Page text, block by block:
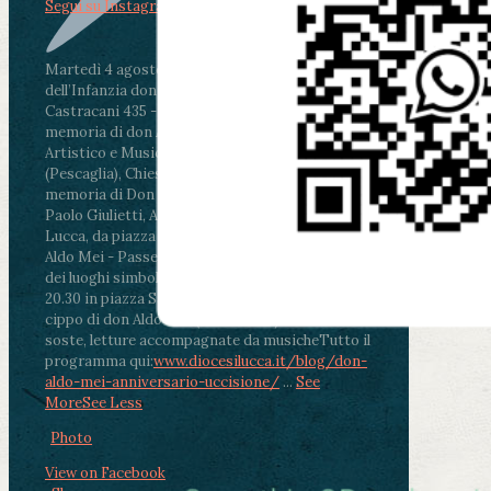
Martedì 4 agosto2026
ore 11:30 - Lucca, Scuola
dell’Infanzia don Aldo Mei - Viale Castruccio
Castracani 435 - Inaugurazione murales in
memoria di don Aldo Mei curato dal Liceo
Artistico e Musicale “Passaglia”
ore 18 - Fiano
(Pescaglia), Chiesa parrocchiale - Messa in
memoria di Don Aldo Mei celebrata da mons.
Paolo Giulietti, Arcivescovo di Lucca
ore 20.30 -
Lucca, da piazza San Michele al Cippo di don
Aldo Mei - Passeggiata della Memoria in alcuni
dei luoghi simbolo della città. Ritrovo alle ore
20.30 in piazza San Michele con conclusione al
cippo di don Aldo Mei (Porta Elisa). Durante le
soste, letture accompagnate da musicheTutto il
programma qui:www.diocesilucca.it/blog/don-
aldo-mei-anniversario-uccisione/ ... See
MoreSee Less
Photo
View on Facebook
Segui su Instagram